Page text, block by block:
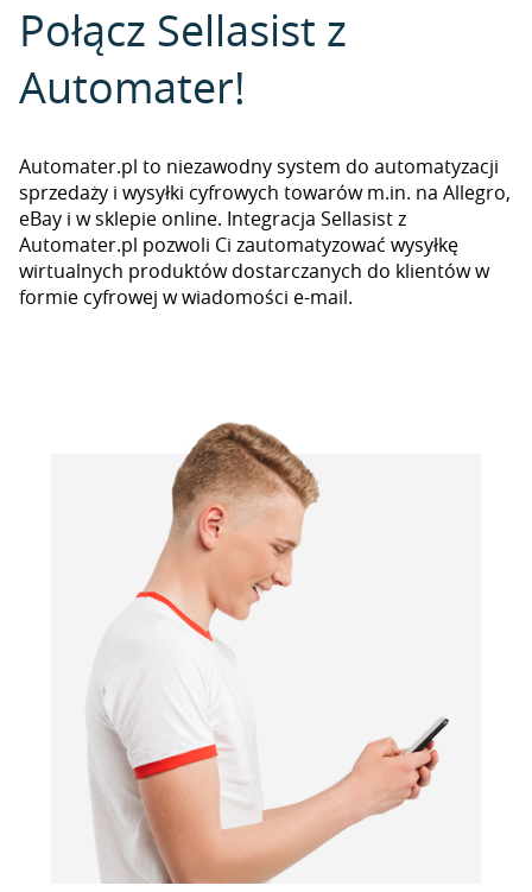
Połącz Sellasist z
Automater!
Automater.pl to niezawodny system do automatyzacji
sprzedaży i wysyłki cyfrowych towarów m.in. na Allegro,
eBay i w sklepie online. Integracja Sellasist z
Automater.pl pozwoli Ci zautomatyzować wysyłkę
wirtualnych produktów dostarczanych do klientów w
formie cyfrowej w wiadomości e-mail.